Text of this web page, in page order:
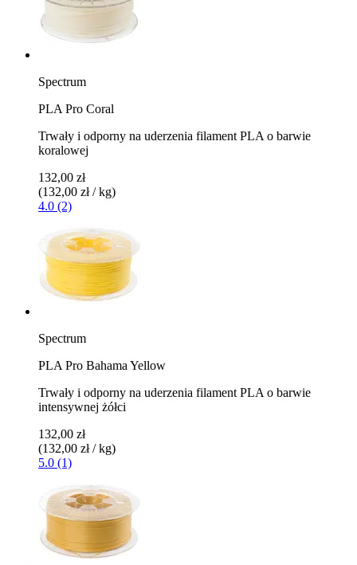
Spectrum
PLA Pro Coral
Trwały i odporny na uderzenia filament PLA o barwie
koralowej
132,00 zł
(132,00 zł / kg)
4.0 (2)
Spectrum
PLA Pro Bahama Yellow
Trwały i odporny na uderzenia filament PLA o barwie
intensywnej żółci
132,00 zł
(132,00 zł / kg)
5.0 (1)